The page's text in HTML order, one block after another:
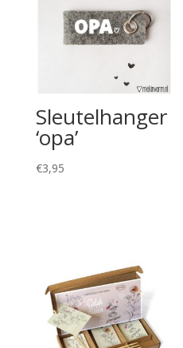
Sleutelhanger
‘opa’
€3,95